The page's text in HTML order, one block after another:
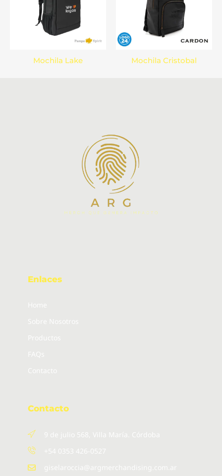
Mochila Lake Mochila Cristobal
Enlaces
Home
Sobre Nosotros
Productos
FAQs
Contacto
Contacto
9 de julio 568, Villa María. Córdoba
+54 0353 426-0527
giselaroccia@argmerchandising.com.ar